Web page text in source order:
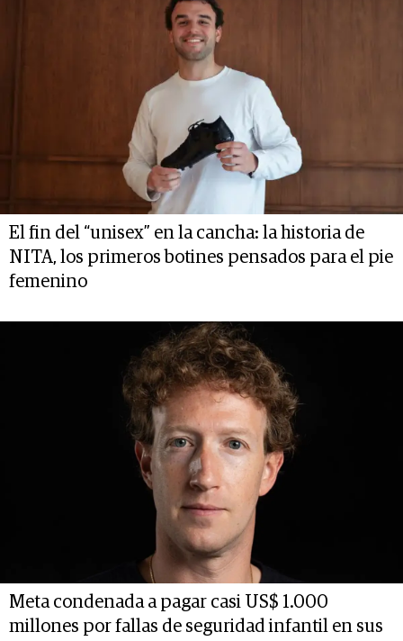
El fin del “unisex” en la cancha: la historia de
NITA, los primeros botines pensados para el pie
femenino
Meta condenada a pagar casi US$ 1.000
millones por fallas de seguridad infantil en sus